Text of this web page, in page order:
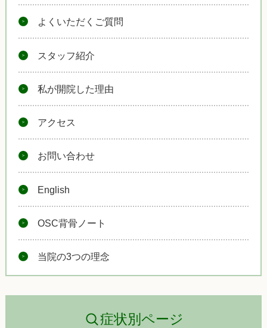
よくいただくご質問
スタッフ紹介
私が開院した理由
アクセス
お問い合わせ
English
OSC背骨ノート
当院の3つの理念
症状別ページ